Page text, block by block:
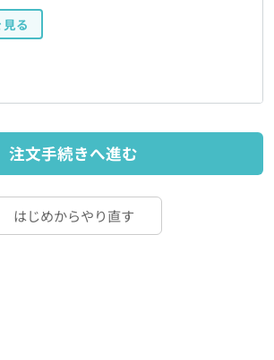
る
注文手続きへ進む
はじめからやり直す